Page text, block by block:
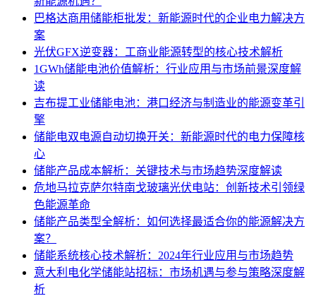
巴格达商用储能柜批发：新能源时代的企业电力解决方
案
光伏GFX逆变器：工商业能源转型的核心技术解析
1GWh储能电池价值解析：行业应用与市场前景深度解
读
吉布提工业储能电池：港口经济与制造业的能源变革引
擎
储能电双电源自动切换开关：新能源时代的电力保障核
心
储能产品成本解析：关键技术与市场趋势深度解读
危地马拉克萨尔特南戈玻璃光伏电站：创新技术引领绿
色能源革命
储能产品类型全解析：如何选择最适合你的能源解决方
案？
储能系统核心技术解析：2024年行业应用与市场趋势
意大利电化学储能站招标：市场机遇与参与策略深度解
析